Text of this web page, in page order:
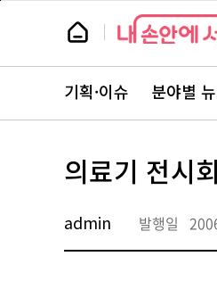
본
뉴
스
뉴
스
주
서
바
로
기획·이슈 분야별
의료기 전시
admin 발행일
페